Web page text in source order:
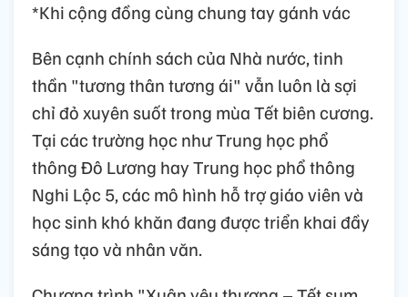
*Khi cộng đồng cùng chung tay gánh vác
Bên cạnh chính sách của Nhà nước, tinh
thần "tương thân tương ái" vẫn luôn là sợi
chỉ đỏ xuyên suốt trong mùa Tết biên cương.
Tại các trường học như Trung học phổ
thông Đô Lương hay Trung học phổ thông
Nghi Lộc 5, các mô hình hỗ trợ giáo viên và
học sinh khó khăn đang được triển khai đầy
sáng tạo và nhân văn.